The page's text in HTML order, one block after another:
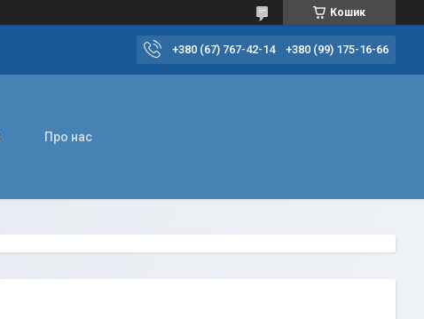
Кошик
+380 (67) 767-42-14 +380 (99) 175-16-66
Про нас